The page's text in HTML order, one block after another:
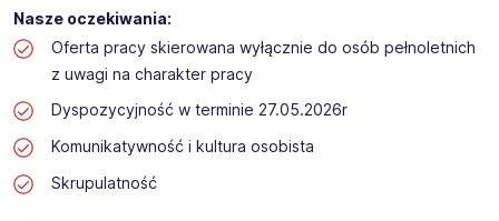
Nasze oczekiwania:
Oferta pracy skierowana wyłącznie do osób pełnoletnich
z uwagi na charakter pracy
Dyspozycyjność w terminie 27.05.2026r
Komunikatywność i kultura osobista
Skrupulatność